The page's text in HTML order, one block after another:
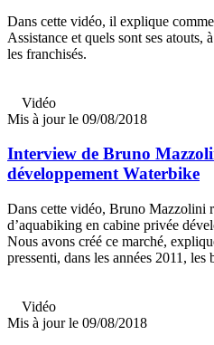
Dans cette vidéo, il explique
Assistance et quels sont ses atouts,
les franchisés.
Vidéo
Mis à jour le 09/08/2018
Interview de Bruno
développement Waterbike
Dans cette vidéo, Bruno Mazzolini
d’aquabiking en cabine privée
Nous avons créé ce marché,
pressenti, dans les années 2011, les
Vidéo
Mis à jour le 09/08/2018